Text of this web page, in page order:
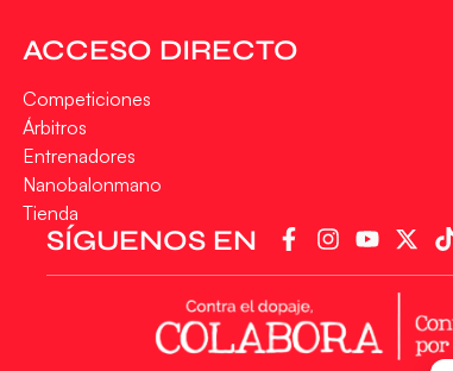
ACCESO DIRECTO
Competiciones
Árbitros
Entrenadores
Nanobalonmano
Tienda
SÍGUENOS EN